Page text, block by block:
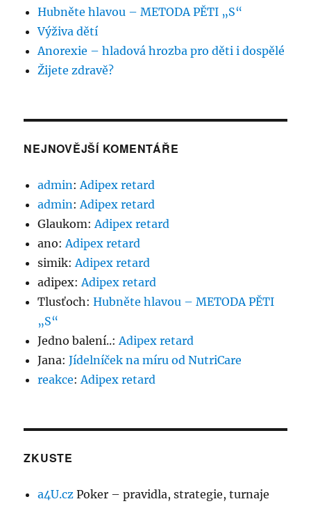
Hubněte hlavou – METODA PĚTI „S“
Výživa dětí
Anorexie – hladová hrozba pro děti i dospělé
Žijete zdravě?
NEJNOVĚJŠÍ KOMENTÁŘE
admin:Adipex retard
admin:Adipex retard
Glaukom:Adipex retard
ano:Adipex retard
simik:Adipex retard
adipex:Adipex retard
Tlusťoch:Hubněte hlavou – METODA PĚTI
„S“
Jedno balení..:Adipex retard
Jana:Jídelníček na míru od NutriCare
reakce:Adipex retard
ZKUSTE
a4U.cz Poker – pravidla, strategie, turnaje